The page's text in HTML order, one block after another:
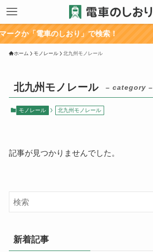
クか「電車のしおり」で検索！
ホーム モノレール 北九州モノレール
北九州モノレール – category –
モノレール 北九州モノレール
記事が見つかりませんでした。
新着記事